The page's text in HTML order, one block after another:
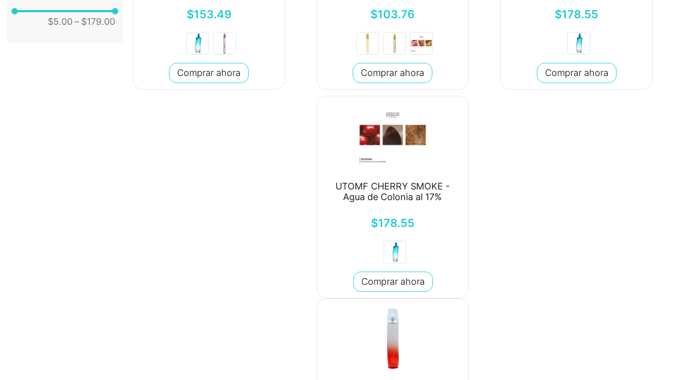
Pimienta negra,
Pimienta
$5.00 – $179.00
$153.49
Comprar ahora
$103.76
Comprar ahora
$178.55
Comprar ahora
UTOMF CHERRY SMOKE -
Agua de Colonia al 17%
$178.55
Comprar ahora